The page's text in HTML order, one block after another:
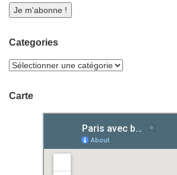
Categories
Carte